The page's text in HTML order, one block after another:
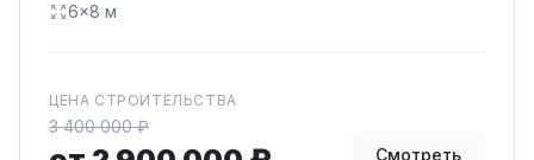
6×8 м
ЦЕНА СТРОИТЕЛЬСТВА
3 400 000 ₽
Смотреть